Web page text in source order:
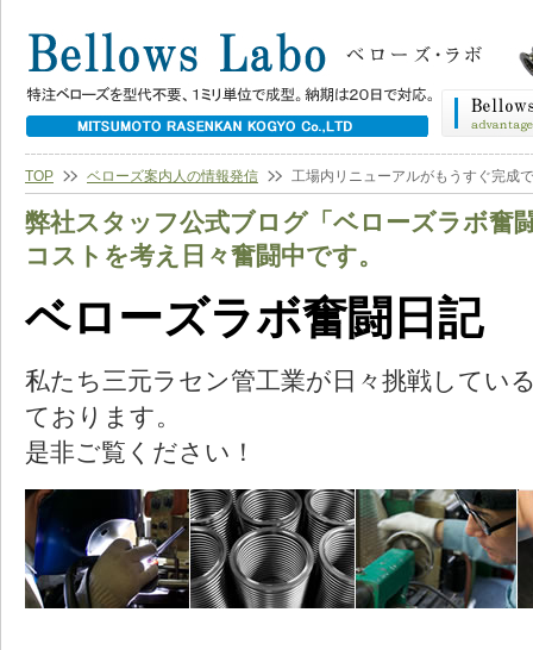
TOP ベローズ案内人の情報発信 工場内リニューアルがもうすぐ完成
弊社スタッフ公式ブログ「ベローズラボ奮
コストを考え日々奮闘中です。
ベローズラボ奮闘日記
私たち三元ラセン管工業が日々挑戦してい
ております。
是非ご覧ください！